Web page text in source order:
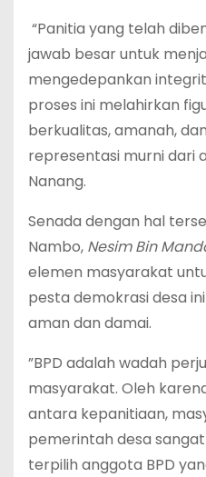
“Panitia yang telah
jawab besar untuk
mengedepankan
proses ini melahirkan
berkualitas, amanah,
representasi murni dari
Nanang.
‎Senada dengan hal
Nambo, Nesim Bin
elemen masyarakat
pesta demokrasi desa
aman dan damai.
‎”BPD adalah wadah
masyarakat. Oleh
antara kepanitiaan,
pemerintah desa
terpilih anggota BPD